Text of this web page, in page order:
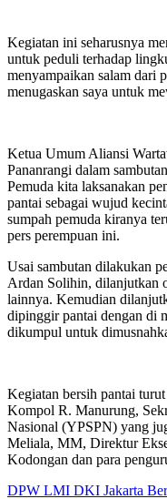
Kegiatan ini seharusnya
untuk peduli terhadap
menyampaikan salam dari
menugaskan saya untuk
Ketua Umum Aliansi
Pananrangi dalam
Pemuda kita laksanakan
pantai sebagai wujud
sumpah pemuda kiranya
pers perempuan ini.
Usai sambutan dilakukan
Ardan Solihin, dilanjutkan
lainnya. Kemudian
dipinggir pantai dengan di
dikumpul untuk
Kegiatan bersih pantai
Kompol R. Manurung,
Nasional (YPSPN) yang
Meliala, MM, Direktur
Kodongan dan para
Navigasi
DPW LMI DKI Jakarta